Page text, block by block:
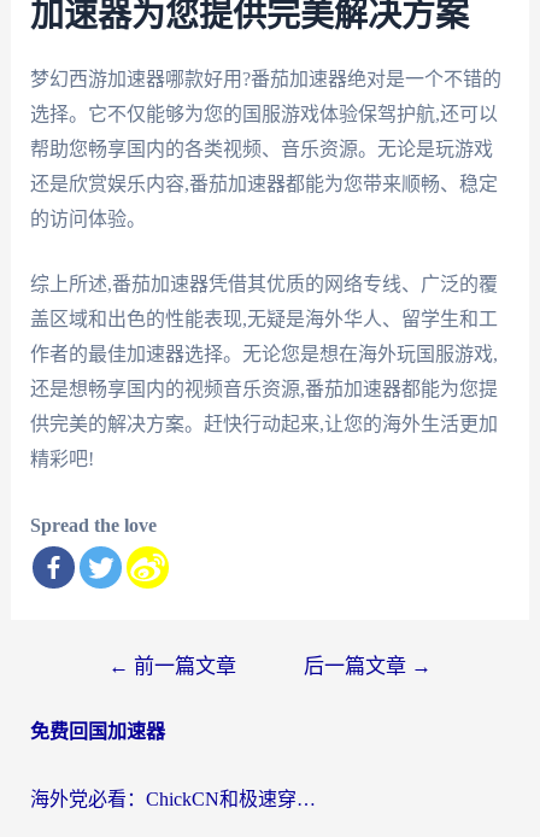
加速器为您提供完美解决方案
梦幻西游加速器哪款好用?番茄加速器绝对是一个不错的
选择。它不仅能够为您的国服游戏体验保驾护航,还可以
帮助您畅享国内的各类视频、音乐资源。无论是玩游戏
还是欣赏娱乐内容,番茄加速器都能为您带来顺畅、稳定
的访问体验。
综上所述,番茄加速器凭借其优质的网络专线、广泛的覆
盖区域和出色的性能表现,无疑是海外华人、留学生和工
作者的最佳加速器选择。无论您是想在海外玩国服游戏,
还是想畅享国内的视频音乐资源,番茄加速器都能为您提
供完美的解决方案。赶快行动起来,让您的海外生活更加
精彩吧!
Spread the love
导
← 前一篇文章 后一篇文章 →
免费回国加速器
海外党必看：ChickCN和极速穿梭VPN好用吗？3招教你选对回国加速器无缝刷国内资源